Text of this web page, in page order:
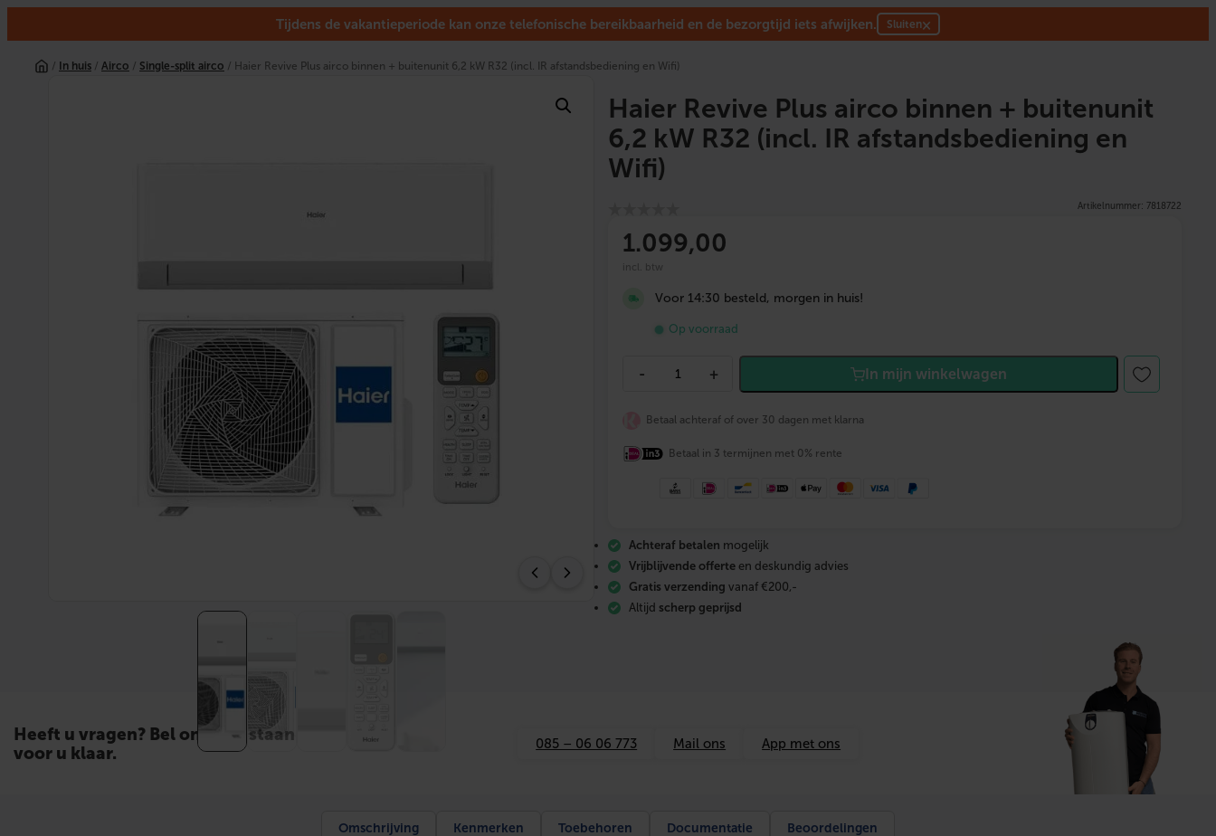
Tijdens de vakantieperiode kan onze telefonische bereikbaarheid en de bezorgtijd iets afwijken. Sluiten×
/ In huis / Airco / Single-split airco / Haier Revive Plus airco binnen + buitenunit 6,2 kW R32 (incl. IR afstandsbediening en Wifi)
Haier Revive Plus airco binnen + buitenunit
6,2 kW R32 (incl. IR afstandsbediening en
Wifi)
Artikelnummer: 7818722
1.099,00
incl. btw
Voor 14:30 besteld, morgen in huis!
Op voorraad
e
u
n
t
- + In mijn winkelwagen
Betaal achteraf of over 30 dagen met klarna
Betaal in 3 termijnen met 0% rente
Achteraf betalen mogelijk
Vrijblijvende offerte en deskundig advies
Gratis verzending vanaf €200,-
Altijd scherp geprijsd
Heeft u vragen? Bel ons. Wij staan
voor u klaar.
085 – 06 06 773 Mail ons App met ons
Omschrijving Kenmerken Toebehoren Documentatie Beoordelingen